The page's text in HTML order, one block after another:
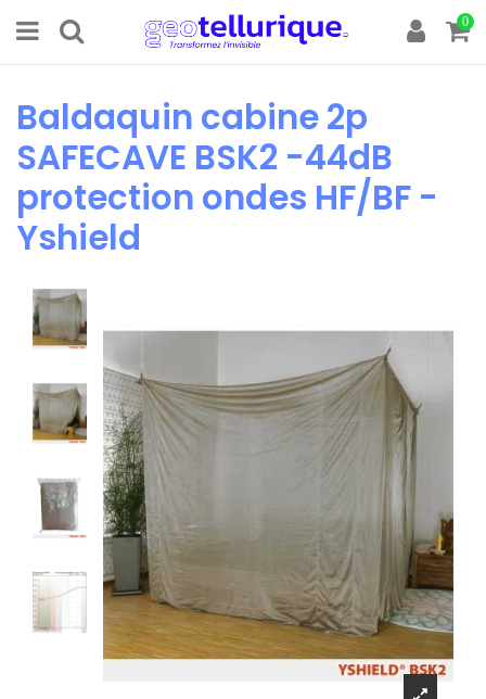
0
Baldaquin cabine 2p
SAFECAVE BSK2 -44dB
protection ondes HF/BF -
Yshield